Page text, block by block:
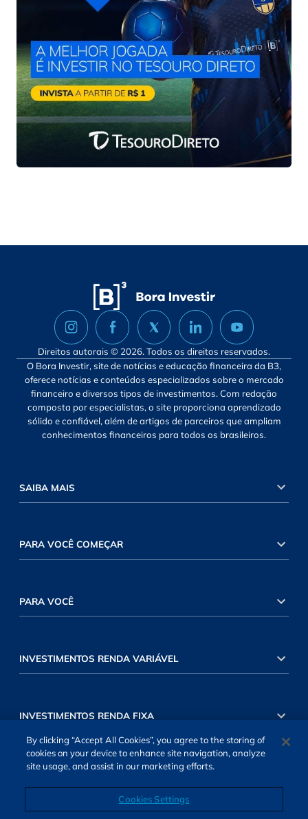
Direitos autorais © 2026. Todos os direitos reservados.
O Bora Investir, site de notícias e educação financeira da B3,
oferece notícias e conteúdos especializados sobre o mercado
financeiro e diversos tipos de investimentos. Com redação
composta por especialistas, o site proporciona aprendizado
sólido e confiável, além de artigos de parceiros que ampliam
conhecimentos financeiros para todos os brasileiros.
SAIBA MAIS
PARA VOCÊ COMEÇAR
PARA VOCÊ
INVESTIMENTOS RENDA VARIÁVEL
INVESTIMENTOS RENDA FIXA
By clicking “Accept All Cookies”, you agree to the storing of
cookies on your device to enhance site navigation, analyze
site usage, and assist in our marketing efforts.
Cookies Settings